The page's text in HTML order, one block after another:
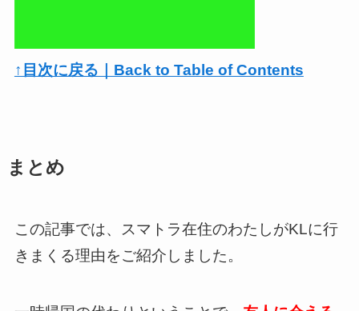
↑目次に戻る｜Back to Table of Contents
まとめ
この記事では、スマトラ在住のわたしがKLに行
きまくる理由をご紹介しました。